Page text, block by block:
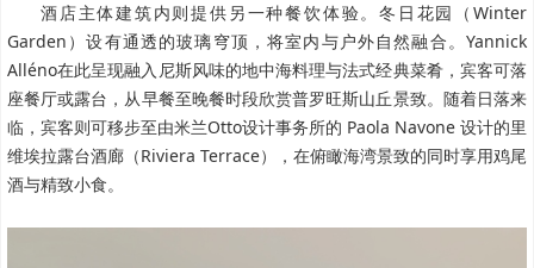
酒店主体建筑内则提供另一种餐饮体验。冬日花园（Winter
Garden）设有通透的玻璃穹顶，将室内与户外自然融合。Yannick
Alléno在此呈现融入尼斯风味的地中海料理与法式经典菜肴，宾客可落
座餐厅或露台，从早餐至晚餐时段欣赏普罗旺斯山丘景致。随着日落来
临，宾客则可移步至由米兰Otto设计事务所的 Paola Navone 设计的里
维埃拉露台酒廊（Riviera Terrace），在俯瞰海湾景致的同时享用鸡尾
酒与精致小食。